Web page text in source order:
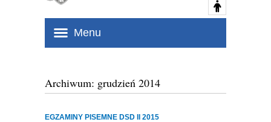
Menu
Archiwum: grudzień 2014
EGZAMINY PISEMNE DSD II 2015